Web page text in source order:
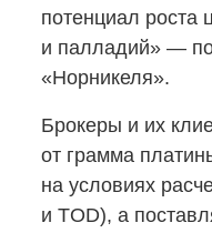
потенциал роста
и палладий» —
«Норникеля».
Брокеры и их
от грамма
на условиях
и TOD), а